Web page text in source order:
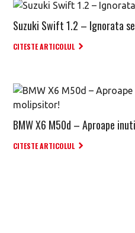
Suzuki Swift 1.2 – Ignorata
CITESTE ARTICOLUL
BMW X6 M50d – Aproape
CITESTE ARTICOLUL